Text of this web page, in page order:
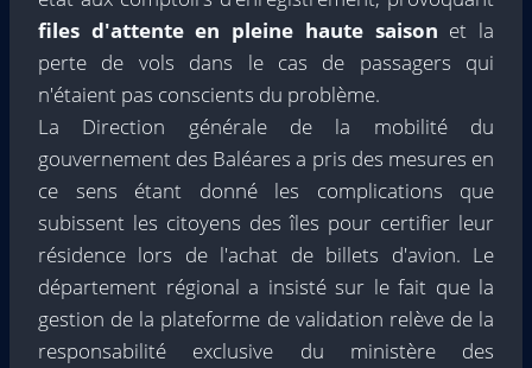
files d'attente en pleine haute saison et la
perte de vols dans le cas de passagers qui
n'étaient pas conscients du problème.
La Direction générale de la mobilité du
gouvernement des Baléares a pris des mesures en
ce sens étant donné les complications que
subissent les citoyens des îles pour certifier leur
résidence lors de l'achat de billets d'avion. Le
département régional a insisté sur le fait que la
gestion de la plateforme de validation relève de la
responsabilité exclusive du ministère des